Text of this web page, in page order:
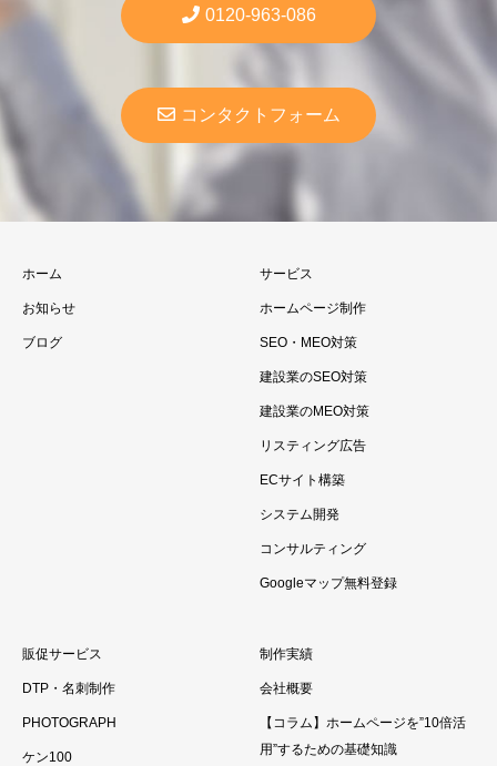
0120-963-086
コンタクトフォーム
ホーム
お知らせ
ブログ
サービス
ホームページ制作
SEO・MEO対策
建設業のSEO対策
建設業のMEO対策
リスティング広告
ECサイト構築
システム開発
コンサルティング
Googleマップ無料登録
販促サービス
DTP・名刺制作
PHOTOGRAPH
ケン100
制作実績
会社概要
【コラム】ホームページを”10倍活
用”するための基礎知識